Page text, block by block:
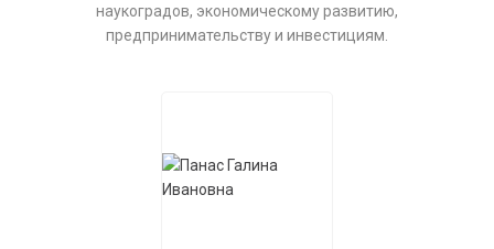
наукоградов, экономическому развитию,
предпринимательству и инвестициям.